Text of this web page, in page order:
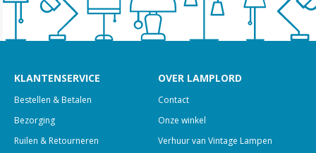
KLANTENSERVICE
Bestellen & Betalen
Bezorging
Ruilen & Retourneren
OVER LAMPLORD
Contact
Onze winkel
Verhuur van Vintage Lampen